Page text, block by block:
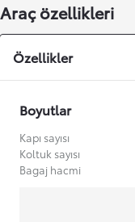
Araç özellikleri
Özellikler
Boyutlar
Kapı sayısı
Koltuk sayısı
Bagaj hacmi